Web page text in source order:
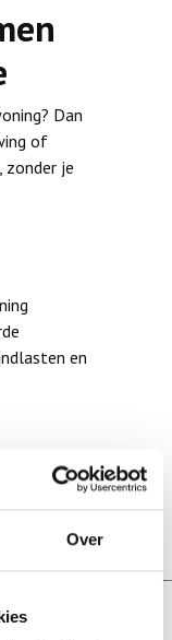
Over
Dan
of
zonder je
en